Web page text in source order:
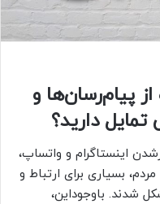
پیام‌رسان‌ها و
دارید؟
اینستاگرام و واتساپ،
بسیاری برای ارتباط و
شدند. باوجوداین،